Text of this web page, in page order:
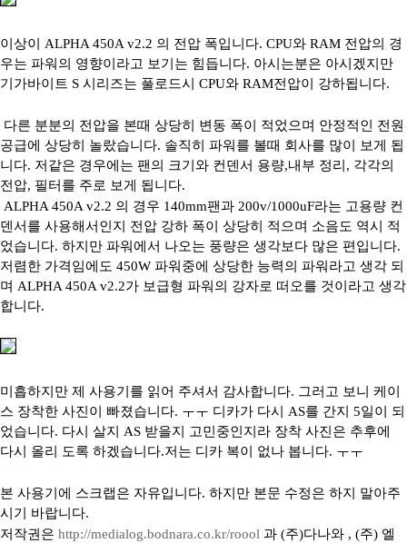
이상이 ALPHA 450A v2.2 의 전압 폭입니다. CPU와 RAM 전압의 경
우는 파워의 영향이라고 보기는 힘듭니다. 아시는분은 아시겠지만
기가바이트 S 시리즈는 풀로드시 CPU와 RAM전압이 강하됩니다.
다른 분분의 전압을 본때 상당히 변동 폭이 적었으며 안정적인 전원
공급에 상당히 놀랐습니다. 솔직히 파워를 볼때 회사를 많이 보게 됩
니다. 저같은 경우에는 팬의 크기와 컨덴서 용량,내부 정리, 각각의
전압, 필터를 주로 보게 됩니다.
ALPHA 450A v2.2 의 경우 140mm팬과 200v/1000uF라는 고용량 컨
덴서를 사용해서인지 전압 강하 폭이 상당히 적으며 소음도 역시 적
었습니다. 하지만 파워에서 나오는 풍량은 생각보다 많은 편입니다.
저렴한 가격임에도 450W 파워중에 상당한 능력의 파워라고 생각 되
며 ALPHA 450A v2.2가 보급형 파워의 강자로 떠오를 것이라고 생각
합니다.
미흡하지만 제 사용기를 읽어 주셔서 감사합니다. 그러고 보니 케이
스 장착한 사진이 빠졌습니다. ㅜㅜ 디카가 다시 AS를 간지 5일이 되
었습니다. 다시 살지 AS 받을지 고민중인지라 장착 사진은 추후에
다시 올리 도록 하겠습니다.저는 디카 복이 없나 봅니다. ㅜㅜ
본 사용기에 스크랩은 자유입니다. 하지만 본문 수정은 하지 말아주
시기 바랍니다.
저작권은 http://medialog.bodnara.co.kr/roool 과 (주)다나와 , (주) 엘